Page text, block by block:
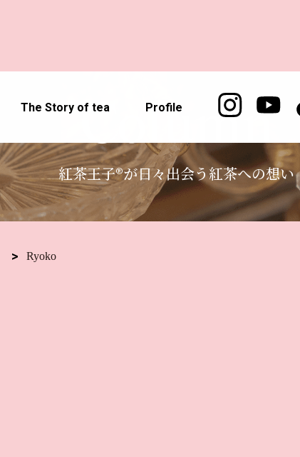
The Story of tea Profile
Column
紅茶王子®が日々出会う紅茶への想い
Ryoko